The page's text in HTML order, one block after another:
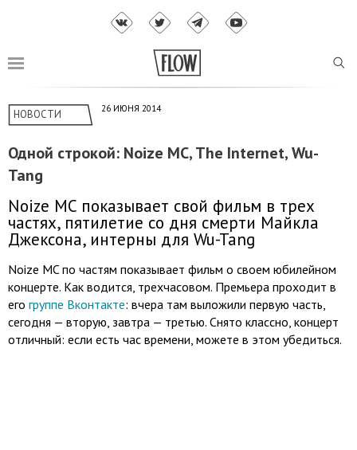
НОВОСТИ 26 ИЮНЯ 2014
Одной строкой: Noize MC, The Internet, Wu-
Tang
Noize MC показывает свой фильм в трех
частях, пятилетие со дня смерти Майкла
Джексона, интерны для Wu-Tang
Noize MC по частям показывает фильм о своем юбилейном
концерте. Как водится, трехчасовом. Премьера проходит в
его группе Вконтакте: вчера там выложили первую часть,
сегодня — вторую, завтра — третью. Снято классно, концерт
отличный: если есть час времени, можете в этом убедиться.